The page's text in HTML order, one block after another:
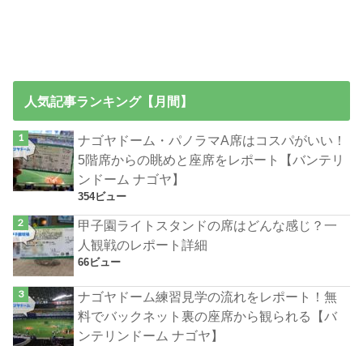
人気記事ランキング【月間】
ナゴヤドーム・パノラマA席はコスパがいい！
5階席からの眺めと座席をレポート【バンテリ
ンドーム ナゴヤ】
354ビュー
甲子園ライトスタンドの席はどんな感じ？一
人観戦のレポート詳細
66ビュー
ナゴヤドーム練習見学の流れをレポート！無
料でバックネット裏の座席から観られる【バ
ンテリンドーム ナゴヤ】